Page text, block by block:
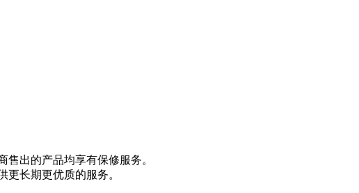
出的产品均享有保修服务。
长期更优质的服务。